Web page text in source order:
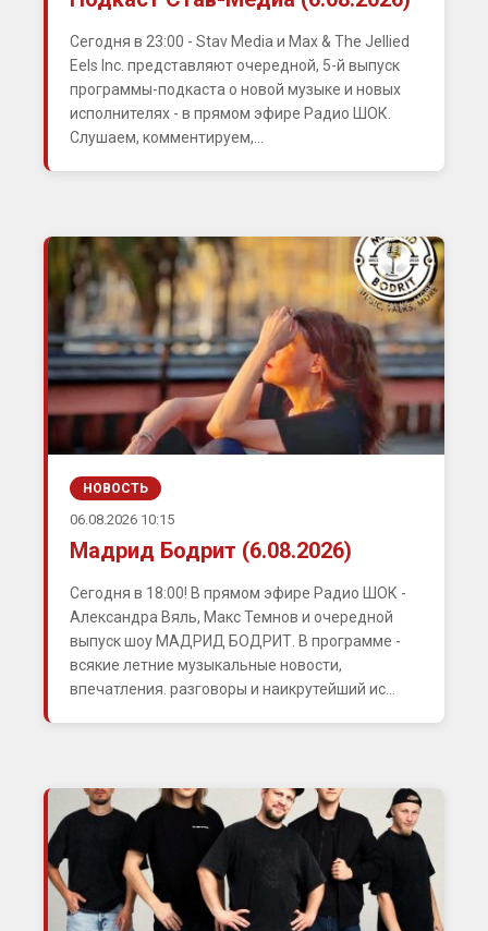
Сегодня в 23:00 - Stav Media и Max & The Jellied
Eels Inc. представляют очередной, 5-й выпуск
программы-подкаста о новой музыке и новых
исполнителях - в прямом эфире Радио ШОК.
Слушаем, комментируем,...
НОВОСТЬ
06.08.2026 10:15
Мадрид Бодрит (6.08.2026)
Сегодня в 18:00! В прямом эфире Радио ШОК -
Александра Вяль, Макс Темнов и очередной
выпуск шоу МАДРИД БОДРИТ. В программе -
всякие летние музыкальные новости,
впечатления. разговоры и наикрутейший ис...